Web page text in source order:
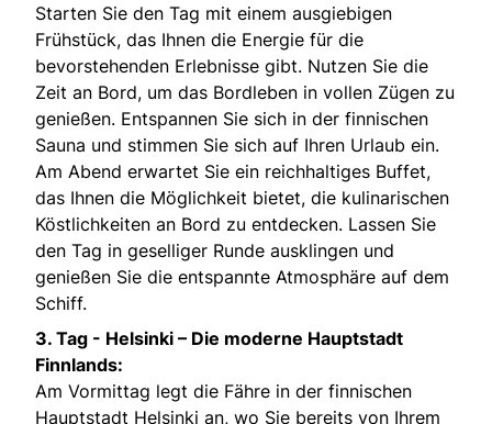
Starten Sie den Tag mit einem ausgiebigen
Frühstück, das Ihnen die Energie für die
bevorstehenden Erlebnisse gibt. Nutzen Sie die
Zeit an Bord, um das Bordleben in vollen Zügen zu
genießen. Entspannen Sie sich in der finnischen
Sauna und stimmen Sie sich auf Ihren Urlaub ein.
Am Abend erwartet Sie ein reichhaltiges Buffet,
das Ihnen die Möglichkeit bietet, die kulinarischen
Köstlichkeiten an Bord zu entdecken. Lassen Sie
den Tag in geselliger Runde ausklingen und
genießen Sie die entspannte Atmosphäre auf dem
Schiff.
3. Tag - Helsinki – Die moderne Hauptstadt
Finnlands:
Am Vormittag legt die Fähre in der finnischen
Hauptstadt Helsinki an, wo Sie bereits von Ihrem